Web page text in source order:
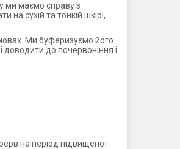
ми маємо справу з
на сухій та тонкій шкірі,
Ми буферизуємо його
доводити до почервоніння і
на період підвищеної